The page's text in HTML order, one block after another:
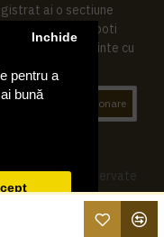
pentru a
bună
Inchide
ai o sectiune
asemenea ne poti
intrebari sau cerinte cu
Abonare
drepturile rezervate